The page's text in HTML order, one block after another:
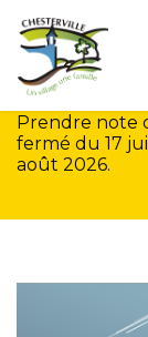
Prendre note
fermé du 17
août 2026.